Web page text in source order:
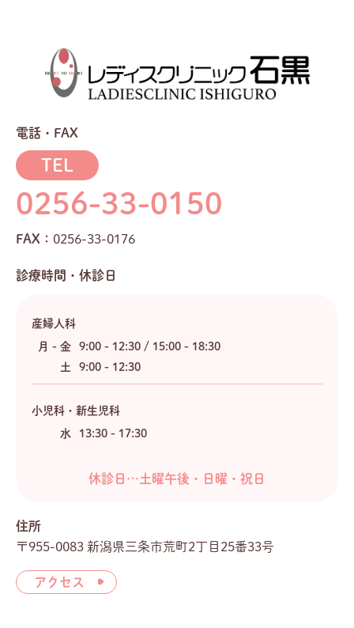
電話・FAX
TEL
0256-33-0150
FAX： 0256-33-0176
診療時間・休診日
産婦人科
月 - 金
9:00 - 12:30 / 15:00 - 18:30
土
9:00 - 12:30
小児科・新生児科
水 13:30 - 17:30
休診日…土曜午後・日曜・祝日
住所
〒955-0083 新潟県三条市荒町2丁目25番33号
アクセス